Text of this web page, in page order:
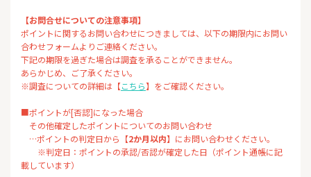
【お問合せについての注意事項】
ポイントに関するお問い合わせにつきましては、以下の期限内にお問い
合わせフォームよりご連絡ください。
下記の期限を過ぎた場合は調査を承ることができません。
あらかじめ、ご了承ください。
※調査についての詳細は【こちら】をご確認ください。
■ポイントが[否認]になった場合
その他確定したポイントについてのお問い合わせ
…ポイントの判定日から【2か月以内】にお問い合わせください。
※判定日：ポイントの承認/否認が確定した日（ポイント通帳に記
載しています）